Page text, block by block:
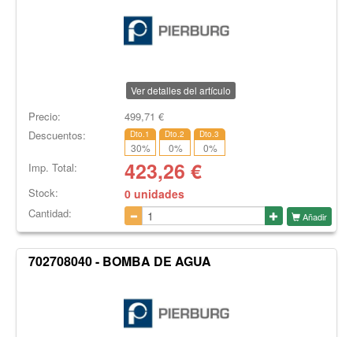
Ver detalles del artículo
Precio: 499,71 €
Descuentos:
Dto.1
30%
Dto.2
0%
Dto.3
0%
Imp. Total: 423,26 €
Stock: 0 unidades
Cantidad: Añadir
702708040 - BOMBA DE AGUA